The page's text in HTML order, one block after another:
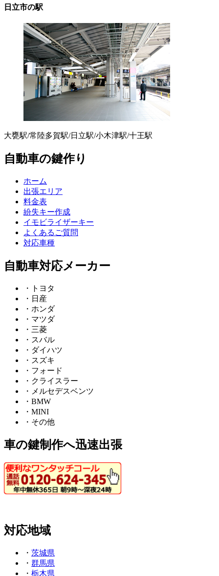
日立市の駅
大甕駅/常陸多賀駅/日立駅/小木津駅/十王駅
自動車の鍵作り
ホーム
出張エリア
料金表
紛失キー作成
イモビライザーキー
よくあるご質問
対応車種
自動車対応メーカー
・トヨタ
・日産
・ホンダ
・マツダ
・三菱
・スバル
・ダイハツ
・スズキ
・フォード
・クライスラー
・メルセデスベンツ
・BMW
・MINI
・その他
車の鍵制作へ迅速出張
対応地域
・ 茨城県
・ 群馬県
・ 栃木県